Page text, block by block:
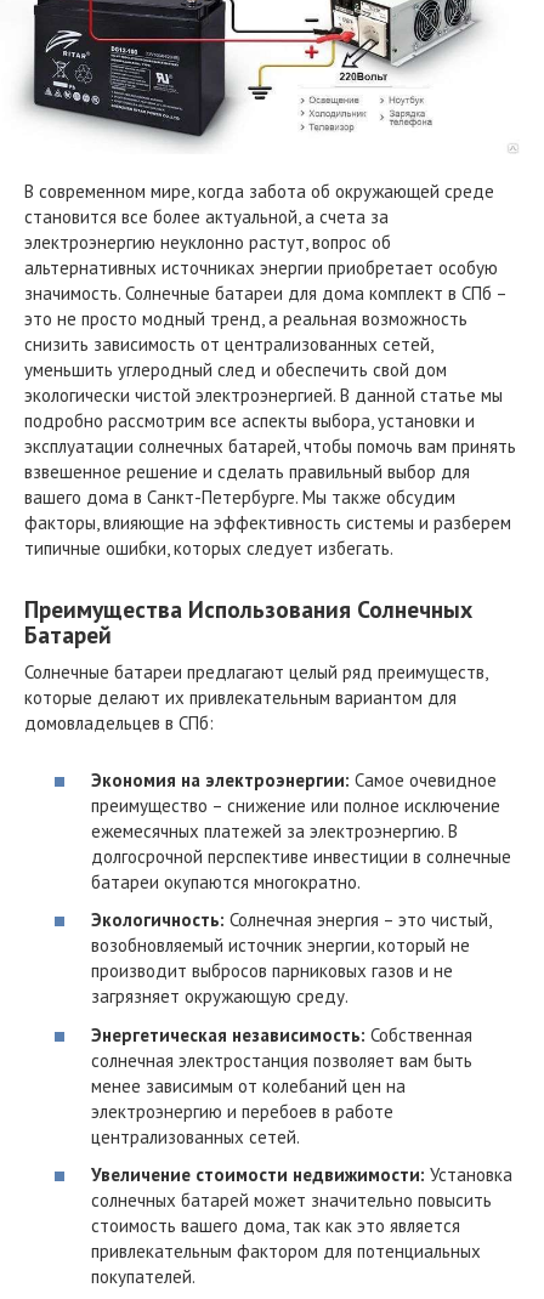
В современном мире, когда забота об окружающей среде
становится все более актуальной, а счета за
электроэнергию неуклонно растут, вопрос об
альтернативных источниках энергии приобретает особую
значимость. Солнечные батареи для дома комплект в СПб –
это не просто модный тренд, а реальная возможность
снизить зависимость от централизованных сетей,
уменьшить углеродный след и обеспечить свой дом
экологически чистой электроэнергией. В данной статье мы
подробно рассмотрим все аспекты выбора, установки и
эксплуатации солнечных батарей, чтобы помочь вам принять
взвешенное решение и сделать правильный выбор для
вашего дома в Санкт-Петербурге. Мы также обсудим
факторы, влияющие на эффективность системы и разберем
типичные ошибки, которых следует избегать.
Преимущества Использования Солнечных
Батарей
Солнечные батареи предлагают целый ряд преимуществ,
которые делают их привлекательным вариантом для
домовладельцев в СПб:
Экономия на электроэнергии: Самое очевидное
преимущество – снижение или полное исключение
ежемесячных платежей за электроэнергию. В
долгосрочной перспективе инвестиции в солнечные
батареи окупаются многократно.
Экологичность: Солнечная энергия – это чистый,
возобновляемый источник энергии, который не
производит выбросов парниковых газов и не
загрязняет окружающую среду.
Энергетическая независимость: Собственная
солнечная электростанция позволяет вам быть
менее зависимым от колебаний цен на
электроэнергию и перебоев в работе
централизованных сетей.
Увеличение стоимости недвижимости: Установка
солнечных батарей может значительно повысить
стоимость вашего дома, так как это является
привлекательным фактором для потенциальных
покупателей.